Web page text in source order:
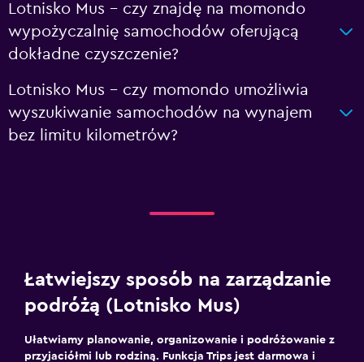
Lotnisko Mus – czy znajdę na momondo
wypożyczalnię samochodów oferującą
dokładne czyszczenie?
Lotnisko Mus – czy momondo umożliwia
wyszukiwanie samochodów na wynajem
bez limitu kilometrów?
Łatwiejszy sposób na zarządzanie
podróżą (Lotnisko Mus)
Ułatwiamy planowanie, organizowanie i podróżowanie z
przyjaciółmi lub rodziną. Funkcja Trips jest darmowa i